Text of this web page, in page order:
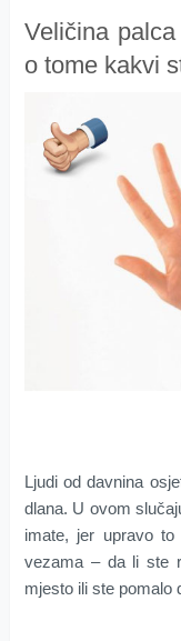
Veličina
o tome kakvi
Ljudi od davnina
dlana. U ovom
imate, jer upravo
vezama – da li ste
mjesto ili ste pomalo